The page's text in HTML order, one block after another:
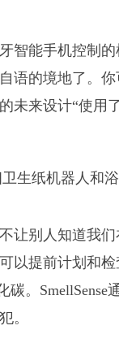
智能手机控制
语的境地了。
未来设计“使用
让别人知道我
以提前计划和
碳。
。